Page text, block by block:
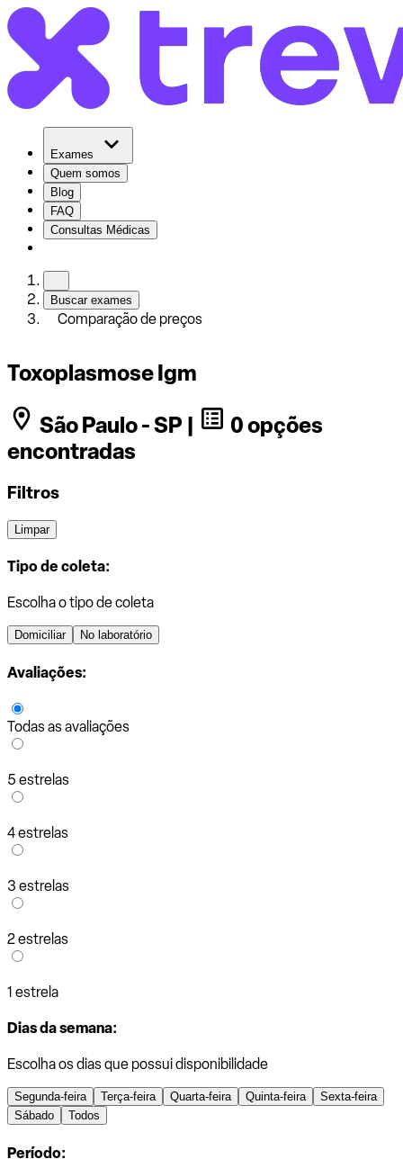
Exames
Quem somos
Blog
FAQ
Consultas Médicas
Buscar exames
Comparação de preços
Toxoplasmose Igm
São Paulo - SP |
0 opções
encontradas
Filtros
Limpar
Tipo de coleta:
Escolha o tipo de coleta
Domiciliar No laboratório
Avaliações:
Todas as avaliações
5 estrelas
4 estrelas
3 estrelas
2 estrelas
1 estrela
Dias da semana:
Escolha os dias que possui disponibilidade
Segunda-feira Terça-feira Quarta-feira Quinta-feira
Sexta-feira
Sábado
Todos
Período: